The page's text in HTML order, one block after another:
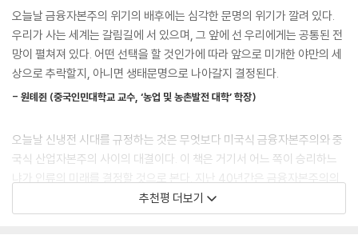
---「CHAPTER 01. 왜 억만장자는 끊임없이 등장하는데 낙수효과는 없는
가, 35~36쪽」중에서
산업자본주의의 독특한 특징은 임금노동자를 고용하여 생산한 상품을 이
윤을 남기고 판매하는 것이다. 금융자본은 노동자뿐 아니라 산업과 정부도
해 간접적으로, 또 부동산 임대료와 사영화한 기간시설의 사용료를 올려
서, 뒤이어 빚을 갚지 못한 채무자의 부동산과 기타 재산을 채권자에게 이
전하고 빚진 정부들의 재산을 (종종 외국의) 채권 보유자들에게 이전하여
착취한다. 마르크스와 그와 동시대를 살아간 대다수의 사람들은 산업자본
주의가 평화적으로든 다른 방식으로든 사회주의로 발전할 것이라고 예상
관과 달리 그는 직접 현장에서 쌓아올린 경험을 토대로 이론을 정립했기
때문이다. 현실 경제에 대한 답이 경제학 교과서에 없음을 깨닫고 직접 월
스트리트로 뛰어들어 금융 경제의 원리를 체감하고 이해했다. 세이빙스뱅
크트러스트에서 3년간 통계분석가로, 체이스맨해튼은행에서 다년간 국제
수지 전문가로 일한 덕분에 은행이 어떻게 움직이는지 체득했다. 이러한
실전 경험을 바탕으로 미국과 전 세계 지대를 추구하는 금융화한 현대 경
원과 노동의 대가가 지불되는 방식, 토지 보유와 과세의 기원, 부채의 기원
과 역사를 탐구해 이론도 폭넓게 정립했다. 그 분석의 결과는 한마디로 정
리된다. “부채는 상환될 수 없고, 상환되지 않을 것이다.” 그는 상환될 수
없는 부채라면 말소되어야 한다고 주장한다. 부동산도, 학자금 대출도, 개
인 신용도 부채가 기본값인 세상에서 이를 말소시키면 경제가 붕괴되지 않
오늘날 금융자본주의 위기의 배후에는 심각한 문명의 위기가 깔려 있다.
우리가 사는 세계는 갈림길에 서 있으며, 그 앞에 선 우리에게는 공통된 전
망이 펼쳐져 있다. 어떤 선택을 할 것인가에 따라 앞으로 미개한 야만의 세
상으로 추락할지, 아니면 생태문명으로 나아갈지 결정된다.
- 원톄쥔 (중국인민대학교 교수, ‘농업 및 농촌발전 대학’ 학장)
오늘날 신냉전 시대를 규정하는 것은 무엇보다 미국식 금융자본주의와 중
국식 산업자본주의 사이의 대결이다. 이 책은 거기서 어느 쪽이 승리하느
냐가 인류의 미래를 결정할 것으로 본다. 지난 40년간은 금융자본주의의
우세로 신자유주의가 사회를 지배함에 따라 사회적 불평등이 크게 심화해
왔다. 마이클 허드슨은 인류가 해방으로 나아가려면 금융자본주의를 극복
추천평 더보기